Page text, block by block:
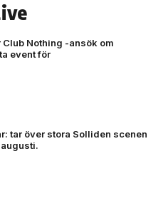
Nothing -ansök om
event för
tar över stora Solliden scenen